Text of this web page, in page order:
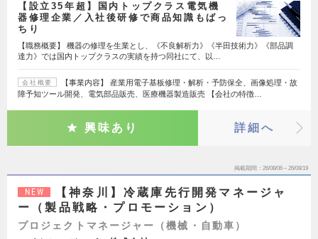
【設立35年超】国内トップクラス電気機
器修理企業／入社後研修で商品知識もばっ
ちり
【職務概要】 機器の修理を生業とし、《不良解析力》《半田技術力》《部品調
達力》では国内トップクラスの実績を持つ同社にて、以…
会社概要
【事業内容】 産業用電子基板修理・解析・予防保全、画像処理・故
障予知ツール開発、電気部品販売、医療機器製造販売 【会社の特徴…
興味あり 詳細へ
掲載期間 26/08/06～26/08/19
NEW
【神奈川】冷蔵庫先行開発マネージャ
ー（製品戦略・プロモーション）
プロジェクトマネージャー（機械・自動車）